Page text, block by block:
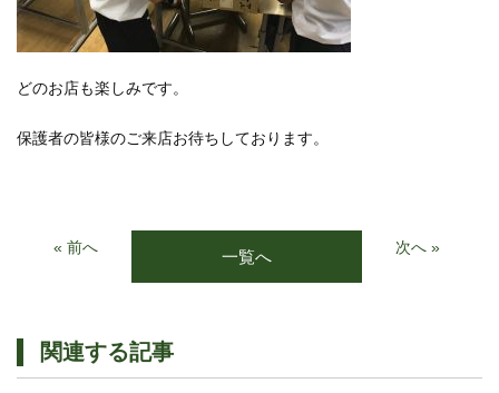
どのお店も楽しみです。
保護者の皆様のご来店お待ちしております。
« 前へ 一覧へ 次へ »
関連する記事